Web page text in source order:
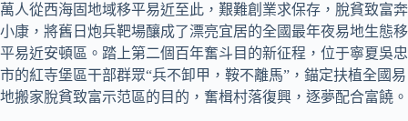
萬人從西海固地域移平易近至此，艱難創業求保存，脫貧致富奔
小康，將舊日炮兵靶場釀成了漂亮宜居的全國最年夜易地生態移
平易近安頓區。踏上第二個百年奮斗目的新征程，位于寧夏吳忠
市的紅寺堡區干部群眾“兵不卸甲，鞍不離馬”，錨定扶植全國易
地搬家脫貧致富示范區的目的，奮楫村落復興，逐夢配合富饒。